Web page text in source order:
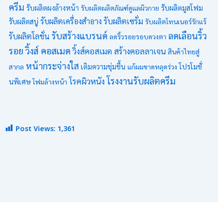
ครีม รับผลิตผงล้างหน้า รับผลิตผลิตภัณฑ์ดูแลผิวกาย รับผลิตมูสโฟม
รับผลิตสบู่ รับผลิตเครื่องสำอาง รับผลิตเซรั่ม รับผลิตโทนเนอร์รักแร้
รับผลิตโลชั่น รับสร้างแบรนด์ ลดริ้วรอยรอบดวงตา ลดเลือนริ้ว
รอย วิ้งส์ คอสเมด วิ้งส์คอสเมด สร้างคอลลาเจน สินค้าไทยสู่
สากล หน้ากระจ่างใส เติมความชุ่มชื้น แก้ผมขาดหลุดร่วง โปรโมชั่
นพิเศษ โฟมล้างหน้า โรคผิวหนังโรงงานรับผลิตครีม
Post Views: 1,361